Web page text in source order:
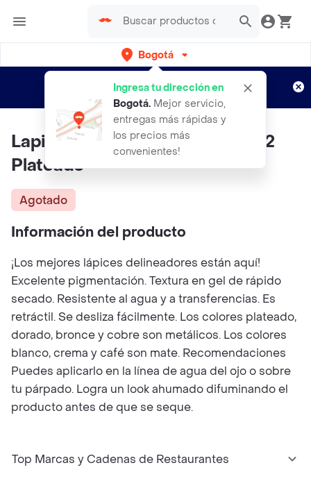
Bogotá
Ingresa tu dirección en
Bogotá. Mejor servicio,
entregas más rápidas y
los precios más
convenientes!
envíos gratis por semanas
Aplican TyC
Lapiz De Ojos TRENDY Ref Ey22
Plateado
Agotado
Información del producto
¡Los mejores lápices delineadores están aquí!
Excelente pigmentación. Textura en gel de rápido
secado. Resistente al agua y a transferencias. Es
retráctil. Se desliza fácilmente. Los colores plateado,
dorado, bronce y cobre son metálicos. Los colores
blanco, crema y café son mate. Recomendaciones
Puedes aplicarlo en la línea de agua del ojo o sobre
tu párpado. Logra un look ahumado difuminando el
producto antes de que se seque.
Top Marcas y Cadenas de Restaurantes